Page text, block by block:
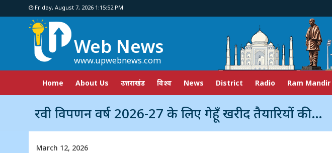
Friday, August 7, 2026 1:15:53 PM
Web News
www.upwebnews.com
Home About Us उत्तराखंड विश्व News District Radio Ram Mandir
रवी विपणन वर्ष 2026-27 के लिए गेहूँ खरीद तैयारियों की समीक्षा बैठक सम्पन्न
March 12, 2026